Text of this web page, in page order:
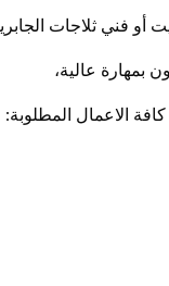
أو فني ثلاجات
بمهارة عالية،
الاعمال المطلوبة: